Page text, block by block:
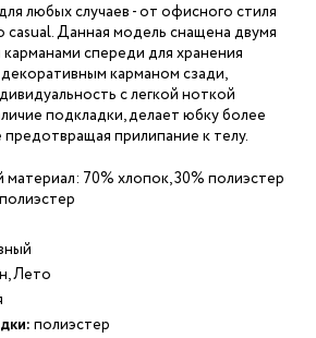
любых случаев - от офисного стиля
Данная модель снащена двумя
спереди для хранения
карманом сзади,
с легкой ноткой
подкладки, делает юбку более
прилипание к телу.
70% хлопок, 30% полиэстер
Лето
полиэстер